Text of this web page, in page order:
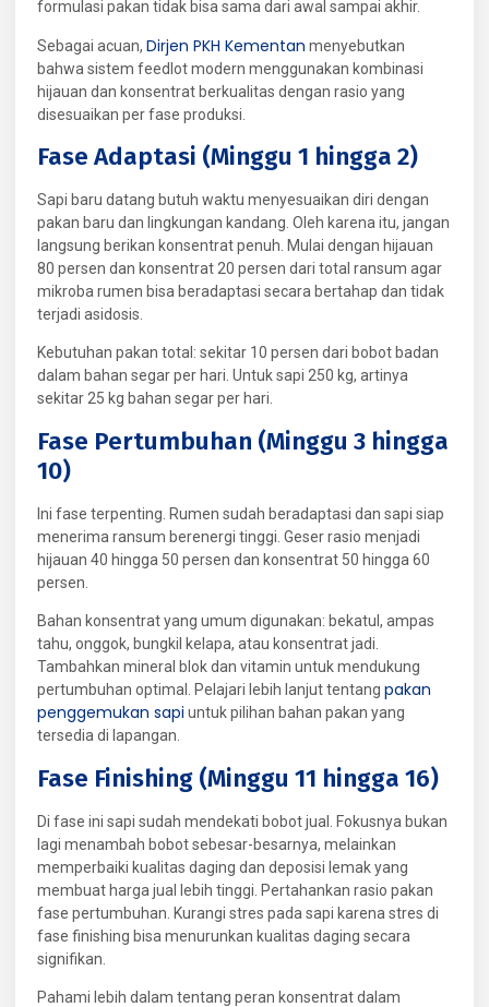
formulasi pakan tidak bisa sama dari awal sampai akhir.
Sebagai acuan, Dirjen PKH Kementan menyebutkan
bahwa sistem feedlot modern menggunakan kombinasi
hijauan dan konsentrat berkualitas dengan rasio yang
disesuaikan per fase produksi.
Fase Adaptasi (Minggu 1 hingga 2)
Sapi baru datang butuh waktu menyesuaikan diri dengan
pakan baru dan lingkungan kandang. Oleh karena itu, jangan
langsung berikan konsentrat penuh. Mulai dengan hijauan
80 persen dan konsentrat 20 persen dari total ransum agar
mikroba rumen bisa beradaptasi secara bertahap dan tidak
terjadi asidosis.
Kebutuhan pakan total: sekitar 10 persen dari bobot badan
dalam bahan segar per hari. Untuk sapi 250 kg, artinya
sekitar 25 kg bahan segar per hari.
Fase Pertumbuhan (Minggu 3 hingga
10)
Ini fase terpenting. Rumen sudah beradaptasi dan sapi siap
menerima ransum berenergi tinggi. Geser rasio menjadi
hijauan 40 hingga 50 persen dan konsentrat 50 hingga 60
persen.
Bahan konsentrat yang umum digunakan: bekatul, ampas
tahu, onggok, bungkil kelapa, atau konsentrat jadi.
Tambahkan mineral blok dan vitamin untuk mendukung
pertumbuhan optimal. Pelajari lebih lanjut tentang pakan
penggemukan sapi untuk pilihan bahan pakan yang
tersedia di lapangan.
Fase Finishing (Minggu 11 hingga 16)
Di fase ini sapi sudah mendekati bobot jual. Fokusnya bukan
lagi menambah bobot sebesar-besarnya, melainkan
memperbaiki kualitas daging dan deposisi lemak yang
membuat harga jual lebih tinggi. Pertahankan rasio pakan
fase pertumbuhan. Kurangi stres pada sapi karena stres di
fase finishing bisa menurunkan kualitas daging secara
signifikan.
Pahami lebih dalam tentang peran konsentrat dalam